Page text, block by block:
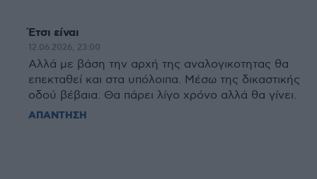
Έτσι είναι
12.06.2026, 23:00
Αλλά με βάση την αρχή της αναλογικοτητας θα
επεκταθεί και στα υπόλοιπα. Μέσω της δικαστικής
οδού βέβαια. Θα πάρει λίγο χρόνο αλλά θα γίνει.
ΑΠΑΝΤΗΣΗ